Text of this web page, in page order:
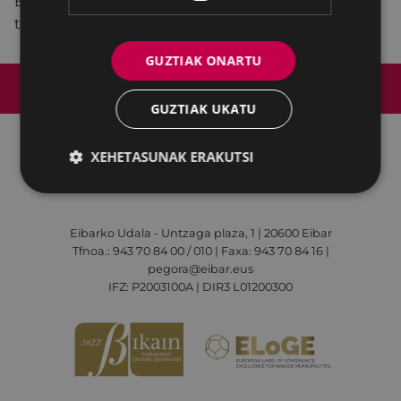
teknikaria).
Lege-oharra
Cookien politika
Eibarko Udala - Untzaga plaza, 1 | 20600 Eibar
Tfnoa.: 943 70 84 00 / 010 | Faxa: 943 70 84 16 |
pegora@eibar.eus
IFZ: P2003100A | DIR3 L01200300
GUZTIAK ONARTU
GUZTIAK UKATU
XEHETASUNAK ERAKUTSI